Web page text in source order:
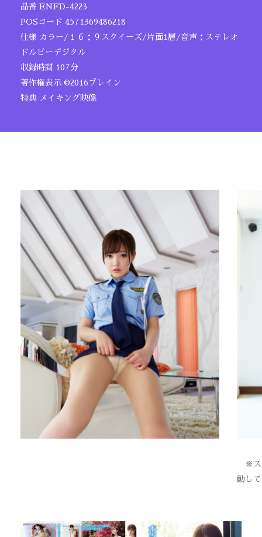
品番 ENFD-4223
POSコード 4571369486218
仕様 カラー/１６：９スクイーズ/片面1層/音声：ステレオ
ドルビーデジタル
収録時間 107分
著作権表示 ©2016ブレイン
特典 メイキング映像
※ス
動し